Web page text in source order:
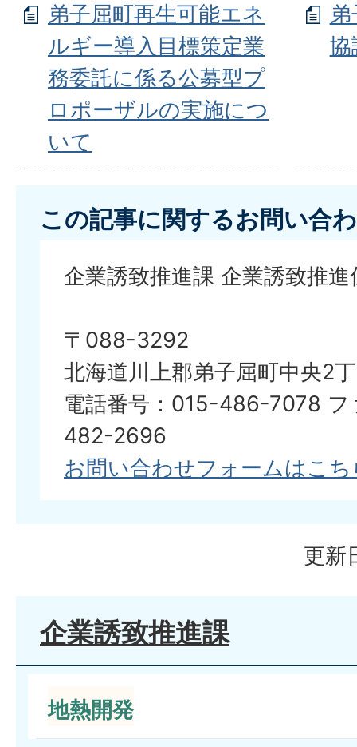
弟子屈町再生可能エネ
ルギー導入目標策定業
務委託に係る公募型プ
ロポーザルの実施につ
いて
協
この記事に関するお問い合
企業誘致推進課 企業誘致推進
〒088-3292
北海道川上郡弟子屈町中央2
電話番号：015-486-7078
482-2696
お問い合わせフォームはこち
更新
企業誘致推進課
地熱開発